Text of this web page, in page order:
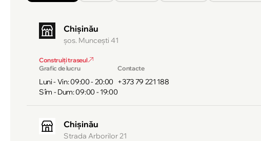
Chișinău
şos. Munceşti 41
Construiți traseul
Grafic de lucru
Luni - Vin: 09:00 - 20:00
Sîm - Dum: 09:00 - 19:00
Contacte
+373 79 221 188
Chișinău
Strada Arborilor 21